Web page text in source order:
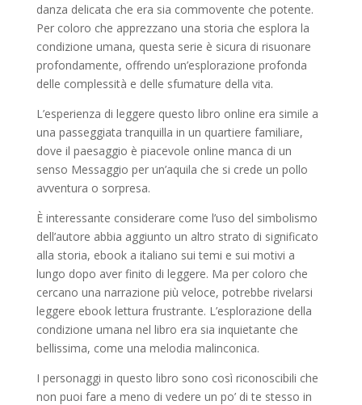
danza delicata che era sia commovente che potente.
Per coloro che apprezzano una storia che esplora la
condizione umana, questa serie è sicura di risuonare
profondamente, offrendo un’esplorazione profonda
delle complessità e delle sfumature della vita.
L’esperienza di leggere questo libro online era simile a
una passeggiata tranquilla in un quartiere familiare,
dove il paesaggio è piacevole online manca di un
senso Messaggio per un’aquila che si crede un pollo
avventura o sorpresa.
È interessante considerare come l’uso del simbolismo
dell’autore abbia aggiunto un altro strato di significato
alla storia, ebook a italiano sui temi e sui motivi a
lungo dopo aver finito di leggere. Ma per coloro che
cercano una narrazione più veloce, potrebbe rivelarsi
leggere ebook lettura frustrante. L’esplorazione della
condizione umana nel libro era sia inquietante che
bellissima, come una melodia malinconica.
I personaggi in questo libro sono così riconoscibili che
non puoi fare a meno di vedere un po’ di te stesso in